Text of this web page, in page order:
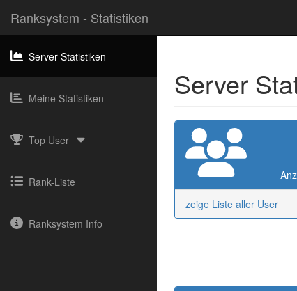
Ranksystem - Statistiken
Server Statistiken
Meine Statistiken
Top User
Rank-Liste
Ranksystem Info
Server
zeige Liste aller User